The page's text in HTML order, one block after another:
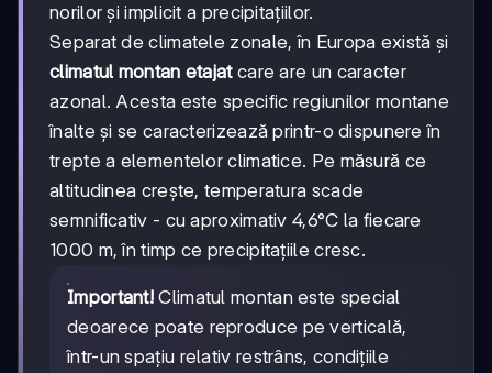
norilor și implicit a precipitațiilor.
Separat de climatele zonale, în Europa există și
climatul montan etajatcare are un caracter
azonal. Acesta este specific regiunilor montane
înalte și se caracterizează printr-o dispunere în
trepte a elementelor climatice. Pe măsură ce
altitudinea crește, temperatura scade
semnificativ - cu aproximativ 4,6°C la fiecare
1000 m, în timp ce precipitațiile cresc.
Important! Climatul montan este special
deoarece poate reproduce pe verticală,
într-un spațiu relativ restrâns, condițiile